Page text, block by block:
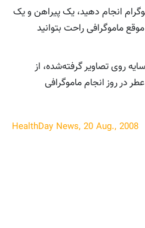
انجام دهید، یک پیراهن و یک
ماموگرافی راحت بتوانید
روی تصاویر گرفته‌شده، از
در روز انجام ماموگرافی
HealthDay News, 20 Aug., 2008